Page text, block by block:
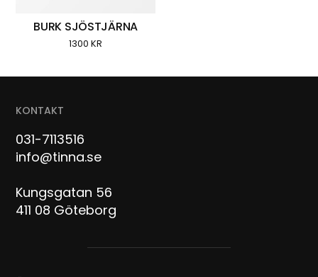
BURK SJÖSTJÄRNA
1300KR
KONTAKT
031-7113516
info@tinna.se
Kungsgatan 56
411 08 Göteborg